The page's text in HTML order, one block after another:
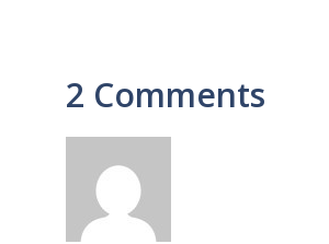
2 Comments